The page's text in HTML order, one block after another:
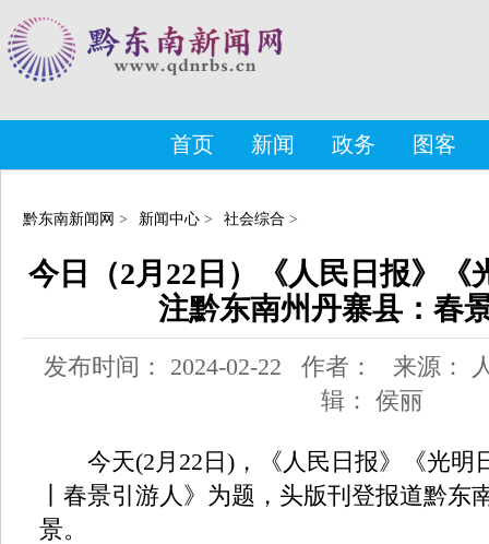
首页 新闻 政务 图客
黔东南新闻网 > 新闻中心 > 社会综合 >
今日（2月22日）《人民日报》《
注黔东南州丹寨县：春
发布时间： 2024-02-22 作者： 来源：
辑： 侯丽
今天(2月22日)，《人民日报》《光明
丨春景引游人》为题，头版刊登报道黔东
景。